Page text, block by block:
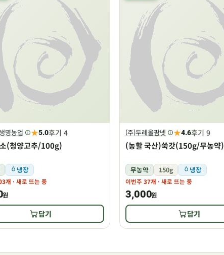
명농업 ★5.0후기 4
(청양고추/100g)
냉장
개 · 새로 뜨는 중
원
담기
(주)두레올팜넷 ★4.6후기 9
(농할 국산)쑥갓(150g/무농약)
무농약 150g 냉장
이번주 37개 · 새로 뜨는 중
3,000원
담기